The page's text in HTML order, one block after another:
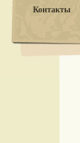
Контакты